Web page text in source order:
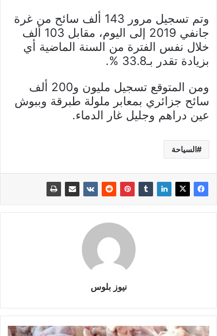
وتم تسجيل مرور 143 ألف سائح من غرة
جانفي 2019 إلى اليوم، مقابل 103 ألف
خلال نفس الفترة من السنة الماضية أي
بزيادة تقدر بـ33.8 %.
ومن المتوقع تسجيل مليون و200 ألف
سائح جزائري بمعابر ملولة طبرقة وببوش
عين دراهم وجليل غار الدماء.
السياحة
نيوز بلوس